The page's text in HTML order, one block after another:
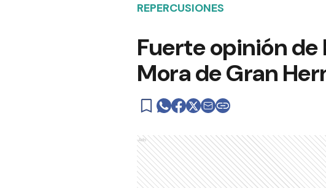
REPERCUSIONES
Fuerte opinión de
Mora de Gran
Ads